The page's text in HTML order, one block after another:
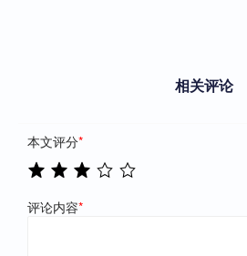
相关评论
本文评分*
评论内容*